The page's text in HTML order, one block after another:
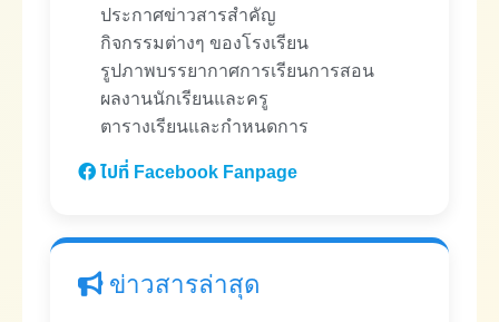
ประกาศข่าวสารสำคัญ
กิจกรรมต่างๆ ของโรงเรียน
รูปภาพบรรยากาศการเรียนการสอน
ผลงานนักเรียนและครู
ตารางเรียนและกำหนดการ
ไปที่ Facebook Fanpage
ข่าวสารล่าสุด